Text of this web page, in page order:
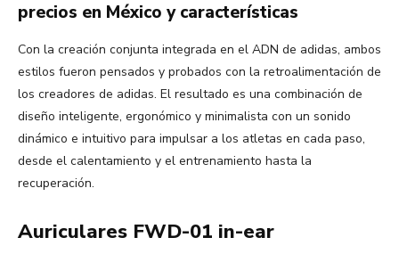
precios en México y características
Con la creación conjunta integrada en el ADN de adidas, ambos
estilos fueron pensados y probados con la retroalimentación de
los creadores de adidas. El resultado es una combinación de
diseño inteligente, ergonómico y minimalista con un sonido
dinámico e intuitivo para impulsar a los atletas en cada paso,
desde el calentamiento y el entrenamiento hasta la
recuperación.
Auriculares FWD-01 in-ear